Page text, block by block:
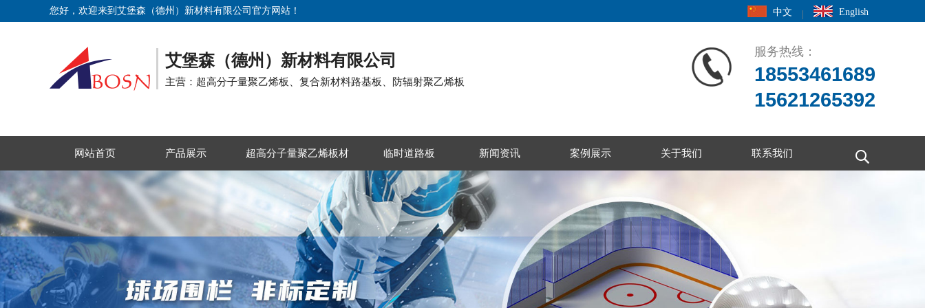
您好，欢迎来到艾堡森（德州）新材料有限公司官方网站！ 中文 English
艾堡森（德州）新材料有限公司
主营：超高分子量聚乙烯板、复合新材料路基板、防辐射聚乙烯板
服务热线：
18553461689
15621265392
网站首页 产品展示 超高分子量聚乙烯板材 临时道路板 新闻资讯 案例展示 关于我们 联系我们